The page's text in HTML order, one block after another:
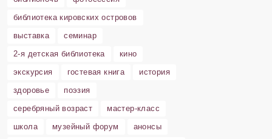
библиотека кировских островов
выставка
семинар
2-я детская библиотека
кино
экскурсия
гостевая книга
история
здоровье
поэзия
серебряный возраст
мастер-класс
школа
музейный форум
анонсы